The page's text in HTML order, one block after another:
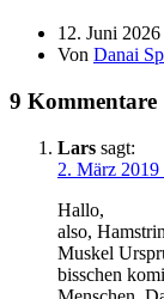
12. Juni 2026
Von Danai
9 Kommentare
Lars sagt:
2. März
Hallo,
also,
Muskel
bisschen